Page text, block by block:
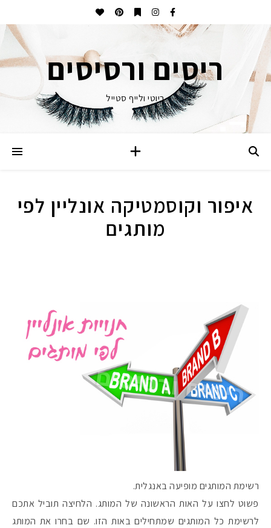
ריסים ורסיסים
ביוטי ולייף סטייל
איפור וקוסמטיקה אונליין לפי
מותגים
רשימת המותגים מופיעה באנגלית.
פשוט לחצו על האות הראשונה של המותג. הלחיצה תוביל אתכם
לרשימת כל המותגים שמתחילים באות הזו. שם בחרו את המותג